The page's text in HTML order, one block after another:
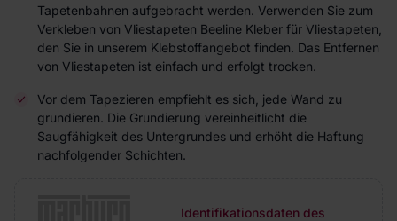
Tapetenbahnen aufgebracht werden. Verwenden Sie zum
Verkleben von Vliestapeten Beeline Kleber für Vliestapeten,
den Sie in unserem Klebstoffangebot finden. Das Entfernen
von Vliestapeten ist einfach und erfolgt trocken.
Vor dem Tapezieren empfiehlt es sich, jede Wand zu
grundieren. Die Grundierung vereinheitlicht die
Saugfähigkeit des Untergrundes und erhöht die Haftung
nachfolgender Schichten.
Identifikationsdaten des